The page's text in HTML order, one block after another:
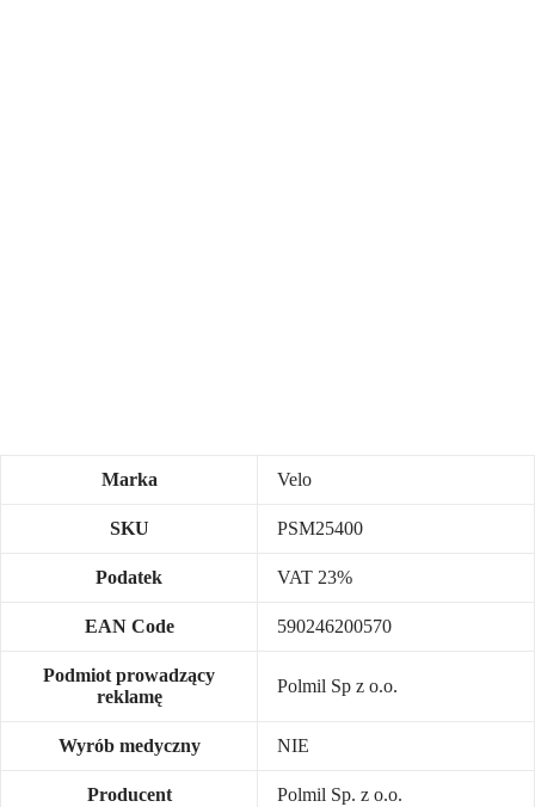
Marka Velo
SKU PSM25400
Podatek VAT 23%
EAN Code 590246200570
Podmiot prowadzący
reklamę
Polmil Sp z o.o.
Wyrób medyczny NIE
Producent Polmil Sp. z o.o.